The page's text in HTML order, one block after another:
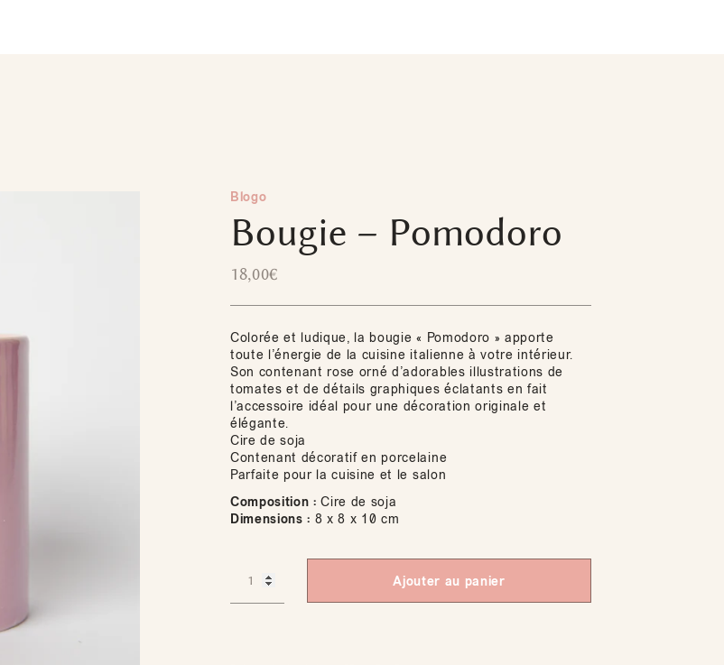
Blogo
Bougie – Pomodoro
18,00€
Colorée et ludique, la bougie « Pomodoro » apporte
toute l’énergie de la cuisine italienne à votre intérieur.
Son contenant rose orné d’adorables illustrations de
tomates et de détails graphiques éclatants en fait
l’accessoire idéal pour une décoration originale et
élégante.
Cire de soja
Contenant décoratif en porcelaine
Parfaite pour la cuisine et le salon
Composition : Cire de soja
Dimensions : 8 x 8 x 10 cm
Ajouter au panier